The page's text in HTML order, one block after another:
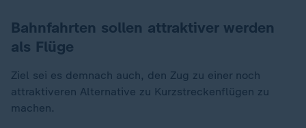
Bahnfahrten sollen attraktiver werden
als Flüge
Ziel sei es demnach auch, den Zug zu einer noch
attraktiveren Alternative zu Kurzstreckenflügen zu
machen.